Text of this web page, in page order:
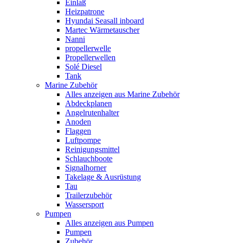
Einlaß
Heizpatrone
Hyundai Seasall inboard
Martec Wärmetauscher
Nanni
propellerwelle
Propellerwellen
Solé Diesel
Tank
Marine Zubehör
Alles anzeigen aus Marine Zubehör
Abdeckplanen
Angelrutenhalter
Anoden
Flaggen
Luftpompe
Reinigungsmittel
Schlauchboote
Signalhorner
Takelage & Ausrüstung
Tau
Trailerzubehör
Wassersport
Pumpen
Alles anzeigen aus Pumpen
Pumpen
Zubehör